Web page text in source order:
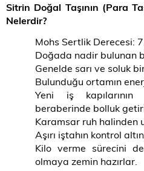
Sitrin Doğal Taşının (Para
Nelerdir?
Mohs Sertlik Derecesi:
Doğada nadir bulunan
Genelde sarı ve soluk
Bulunduğu ortamın
Yeni iş kapılarının
beraberinde bolluk
Karamsar ruh halinden
Aşırı iştahın kontrol
Kilo verme sürecini
olmaya zemin hazırlar.